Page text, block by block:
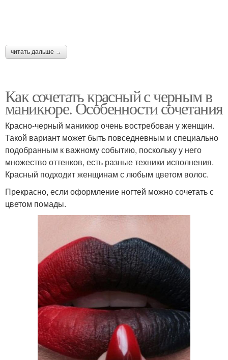
читать дальше →
Как сочетать красный с черным в
маникюре. Особенности сочетания
Красно-черный маникюр очень востребован у женщин.
Такой вариант может быть повседневным и специально
подобранным к важному событию, поскольку у него
множество оттенков, есть разные техники исполнения.
Красный подходит женщинам с любым цветом волос.
Прекрасно, если оформление ногтей можно сочетать с
цветом помады.